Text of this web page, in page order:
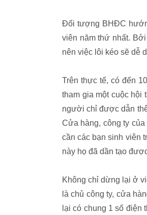
Đối tượng BHĐC
viên năm thứ nhất.
nên việc lôi kéo sẽ dễ
Trên thực tế, có đến
tham gia một cuộc hội
người chỉ được dẫn
Cửa hàng, công ty
cần các bạn sinh viên
này họ đã dần tạo
Không chỉ dừng lại ở
là chủ công ty, cửa
lại có chung 1 số điện